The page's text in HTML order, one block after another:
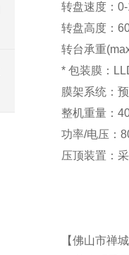
转盘速度：
转盘高度：
转台承重
* 包装膜：
膜架系统：
整机重量：
功率/电压：
压顶装置：
【佛山市禅